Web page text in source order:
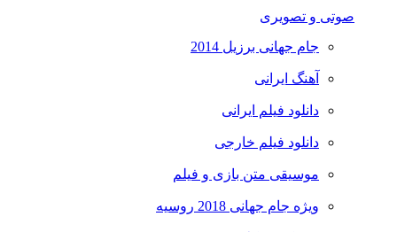
صوتی و تصویری
جام جهانی برزیل 2014
آهنگ ایرانی
دانلود فیلم ایرانی
دانلود فیلم خارجی
موسیقی متن بازی و فیلم
ویژه جام جهانی 2018 روسیه